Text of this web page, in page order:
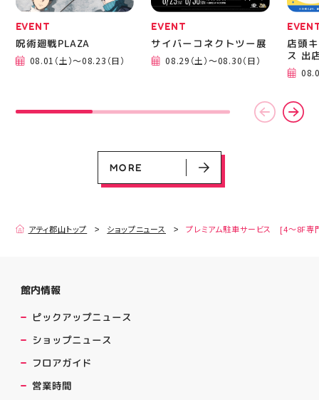
レンダー
評営業中！
車サービス
専門店対象]
MORE
EVENT
呪術廻戦PLAZA
08.01（土）～08.23（日）
EVENT
サイバーコネクトツー展
08.29（土）～08.30（日）
店頭
ス 出
MORE
アティ郡山トップ ショップニュース プレミアム駐車サービス [4～8F専
館内情報
ピックアップニュース
ショップニュース
フロアガイド
営業時間